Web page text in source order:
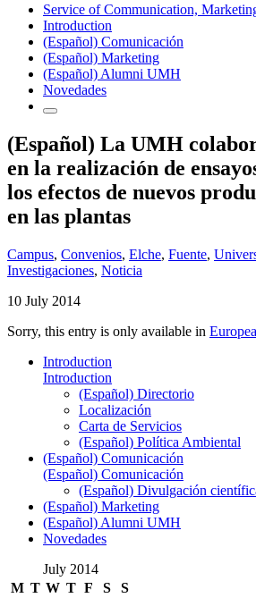
Service of Communication,
Introduction
(Español) Comunicación
(Español) Marketing
(Español) Alumni UMH
Novedades
(Español) La UMH
en la realización de
los efectos de nuevos
en las plantas
Campus, Convenios, Elche, Fuente,
Investigaciones, Noticia
10 July 2014
Sorry, this entry is only available in
Introduction
Introduction
(Español) Directorio
Localización
Carta de Servicios
(Español) Política Ambiental
(Español) Comunicación
(Español) Comunicación
(Español) Divulgación
(Español) Marketing
(Español) Alumni UMH
Novedades
July 2014
M T W T F S
S